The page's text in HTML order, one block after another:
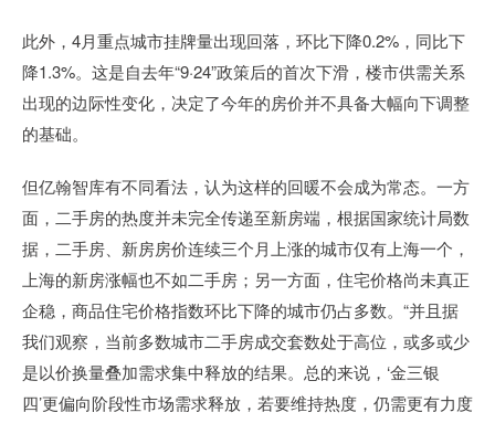
此外，4月重点城市挂牌量出现回落，环比下降0.2%，同比下
降1.3%。这是自去年“9·24”政策后的首次下滑，楼市供需关系
出现的边际性变化，决定了今年的房价并不具备大幅向下调整
的基础。
但亿翰智库有不同看法，认为这样的回暖不会成为常态。一方
面，二手房的热度并未完全传递至新房端，根据国家统计局数
据，二手房、新房房价连续三个月上涨的城市仅有上海一个，
上海的新房涨幅也不如二手房；另一方面，住宅价格尚未真正
企稳，商品住宅价格指数环比下降的城市仍占多数。“并且据
我们观察，当前多数城市二手房成交套数处于高位，或多或少
是以价换量叠加需求集中释放的结果。总的来说，‘金三银
四’更偏向阶段性市场需求释放，若要维持热度，仍需更有力度